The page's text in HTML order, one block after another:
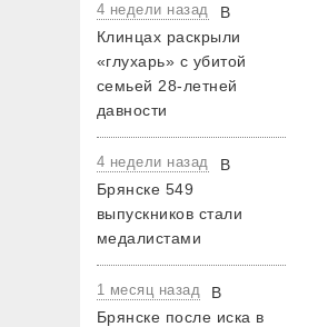
4 недели назад
В
Клинцах раскрыли
«глухарь» с убитой
семьей 28-летней
давности
4 недели назад
В
Брянске 549
выпускников стали
медалистами
1 месяц назад
В
Брянске после иска в